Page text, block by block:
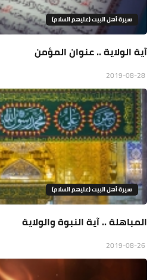
سيرة أهل البيت (عليهم السلام)
آية الولاية .. عنوان المؤمن
سيرة أهل البيت (عليهم السلام)
المباهلة .. آية النبوة والولاية